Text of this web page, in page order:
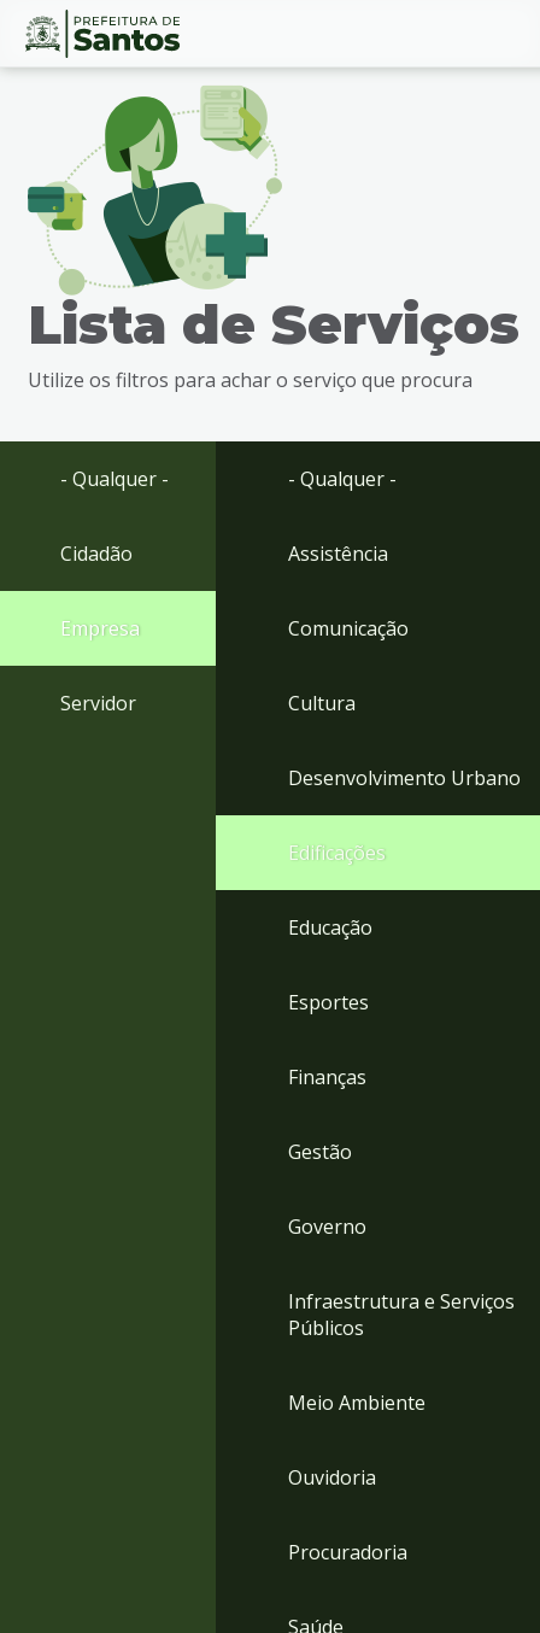
Ir
busca
Ir
Conteúdo
Lista de Serviços
Utilize os filtros para achar o serviço que procura
- Qualquer -
Cidadão
Empresa
Servidor
- Qualquer -
Assistência
Comunicação
Cultura
Desenvolvimento Urbano
Edificações
Educação
Esportes
Finanças
Gestão
Governo
Infraestrutura e Serviços
Públicos
Meio Ambiente
Ouvidoria
Procuradoria
Saúde